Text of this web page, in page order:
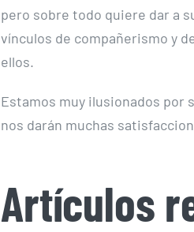
pero sobre todo quiere dar a
vínculos de compañerismo y
ellos.
Estamos muy ilusionados por
nos darán muchas
Artículos